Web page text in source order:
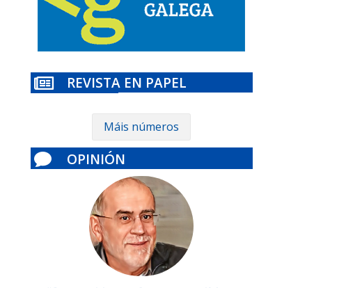
 REVISTA EN PAPEL
Máis números
 OPINIÓN